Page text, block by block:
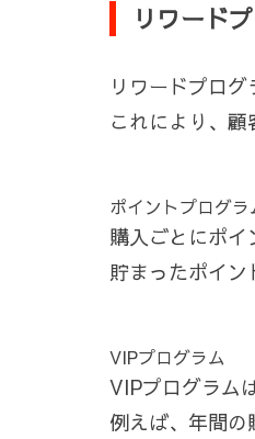
リワード
リワードプロ
これにより、顧
ポイントプログラ
購入ごとにポイ
貯まったポイン
VIPプログラム
VIPプログラム
例えば、年間の